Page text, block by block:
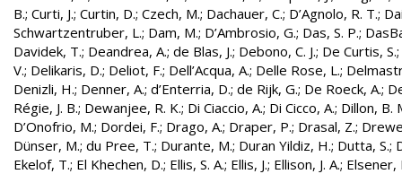
B.; Curti, J.; Curtin, D.; Czech, M.; Dachauer, C.; D’Agnolo, R. T.;
Schwartzentruber, L.; Dam, M.; D’Ambrosio, G.; Das, S. P.;
Davidek, T.; Deandrea, A.; de Blas, J.; Debono, C. J.; De Curtis, S.;
V.; Delikaris, D.; Deliot, F.; Dell’Acqua, A.; Delle Rose, L.;
Denizli, H.; Denner, A.; d’Enterria, D.; de Rijk, G.; De Roeck, A.;
Régie, J. B.; Dewanjee, R. K.; Di Ciaccio, A.; Di Cicco, A.; Dillon, B.
D’Onofrio, M.; Dordei, F.; Drago, A.; Draper, P.; Drasal, Z.;
Dünser, M.; du Pree, T.; Durante, M.; Duran Yildiz, H.; Dutta, S.;
Ekelof, T.; El Khechen, D.; Ellis, S. A.; Ellis, J.; Ellison, J. A.; Elsener,